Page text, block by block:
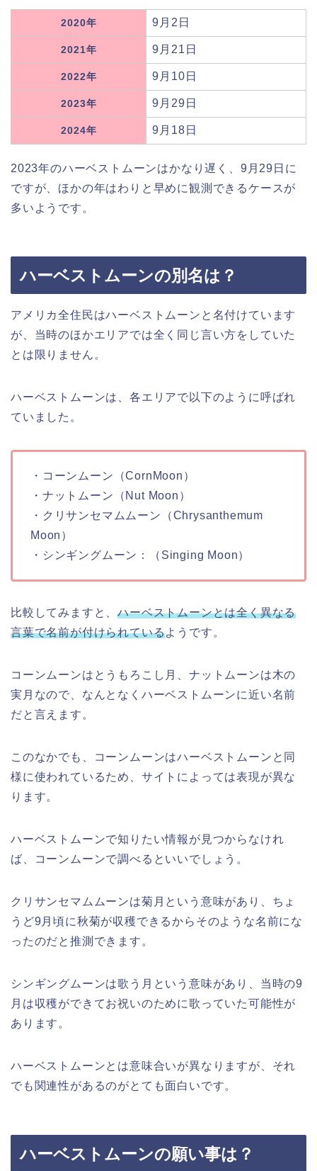
2020年 9月2日
2021年 9月21日
2022年 9月10日
2023年 9月29日
2024年 9月18日
2023年のハーベストムーンはかなり遅く、9月29日に
ですが、ほかの年はわりと早めに観測できるケースが
多いようです。
ハーベストムーンの別名は？
アメリカ全住民はハーベストムーンと名付けています
が、当時のほかエリアでは全く同じ言い方をしていた
とは限りません。
ハーベストムーンは、各エリアで以下のように呼ばれ
ていました。
・コーンムーン（CornMoon）
・ナットムーン（Nut Moon）
・クリサンセマムムーン（Chrysanthemum
Moon）
・シンギングムーン：（Singing Moon）
比較してみますと、ハーベストムーンとは全く異なる
言葉で名前が付けられているようです。
コーンムーンはとうもろこし月、ナットムーンは木の
実月なので、なんとなくハーベストムーンに近い名前
だと言えます。
このなかでも、コーンムーンはハーベストムーンと同
様に使われているため、サイトによっては表現が異な
ります。
ハーベストムーンで知りたい情報が見つからなけれ
ば、コーンムーンで調べるといいでしょう。
クリサンセマムムーンは菊月という意味があり、ちょ
うど9月頃に秋菊が収穫できるからそのような名前にな
ったのだと推測できます。
シンギングムーンは歌う月という意味があり、当時の9
月は収穫ができてお祝いのために歌っていた可能性が
あります。
ハーベストムーンとは意味合いが異なりますが、それ
でも関連性があるのがとても面白いです。
ハーベストムーンの願い事は？